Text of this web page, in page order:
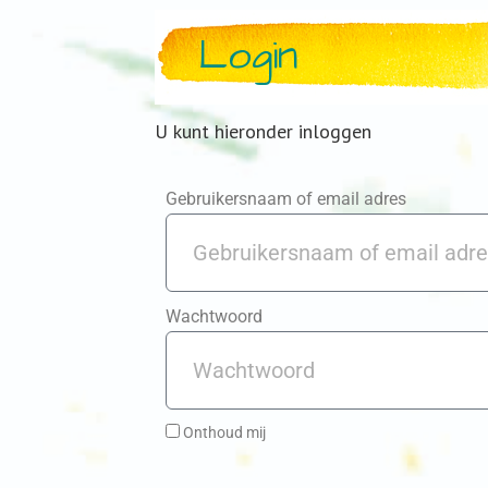
Login
U kunt hieronder inloggen
Gebruikersnaam of email adres
Wachtwoord
Onthoud mij